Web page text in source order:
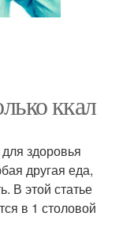
ккал
здоровья
другая еда,
В этой статье
в 1 столовой